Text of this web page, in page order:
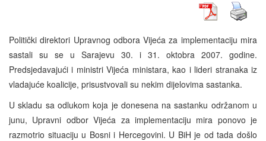
Politički direktori Upravnog odbora Vijeća za implementaciju mira
sastali su se u Sarajevu 30. i 31. oktobra 2007. godine.
Predsjedavajući i ministri Vijeća ministara, kao i lideri stranaka iz
vladajuće koalicije, prisustvovali su nekim dijelovima sastanka.
U skladu sa odlukom koja je donesena na sastanku održanom u
junu, Upravni odbor Vijeća za implementaciju mira ponovo je
razmotrio situaciju u Bosni i Hercegovini. U BiH je od tada došlo